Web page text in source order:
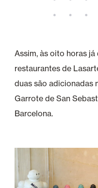
Assim, às oito horas
restaurantes de
duas são adicionadas
Garrote de San
Barcelona.